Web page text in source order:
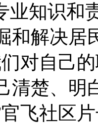
业知识和
和解决居
对自己
清楚、明
飞社区